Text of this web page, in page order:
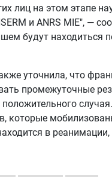
лиц на этом этапе
и ANRS MIE", —
будут находиться
уточнила, что
промежуточные
которые
в реанимации,